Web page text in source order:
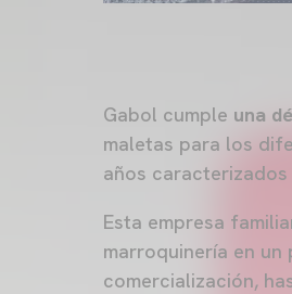
Gabol cumple una
maletas para los
años
Esta empresa
marroquinería en
comercialización,